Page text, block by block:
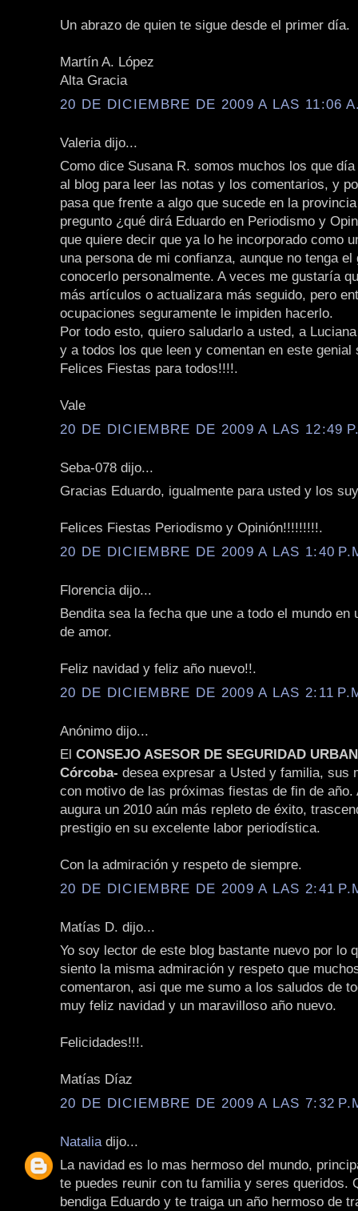
Un abrazo de quien te sigue desde el primer día.
Martín A. López
Alta Gracia
20 DE DICIEMBRE DE 2009 A LAS 11:06
Valeria dijo...
Como dice Susana R. somos muchos los que
al blog para leer las notas y los comentarios, y
pasa que frente a algo que sucede en la
pregunto ¿qué dirá Eduardo en Periodismo y
que quiere decir que ya lo he incorporado como
una persona de mi confianza, aunque no tenga el
conocerlo personalmente. A veces me gustaría
más artículos o actualizara más seguido, pero
ocupaciones seguramente le impiden hacerlo.
Por todo esto, quiero saludarlo a usted, a
y a todos los que leen y comentan en este genial
Felices Fiestas para todos!!!!.
Vale
20 DE DICIEMBRE DE 2009 A LAS 12:49
Seba-078 dijo...
Gracias Eduardo, igualmente para usted y los
Felices Fiestas Periodismo y Opinión!!!!!!!!!.
20 DE DICIEMBRE DE 2009 A LAS 1:40
Florencia dijo...
Bendita sea la fecha que une a todo el mundo en
de amor.
Feliz navidad y feliz año nuevo!!.
20 DE DICIEMBRE DE 2009 A LAS 2:11
Anónimo dijo...
El CONSEJO ASESOR DE SEGURIDAD
Córcoba- desea expresar a Usted y familia, sus
con motivo de las próximas fiestas de fin de año.
augura un 2010 aún más repleto de éxito,
prestigio en su excelente labor periodística.
Con la admiración y respeto de siempre.
20 DE DICIEMBRE DE 2009 A LAS 2:41
Matías D. dijo...
Yo soy lector de este blog bastante nuevo por lo
siento la misma admiración y respeto que
comentaron, asi que me sumo a los saludos de
muy feliz navidad y un maravilloso año nuevo.
Felicidades!!!.
Matías Díaz
20 DE DICIEMBRE DE 2009 A LAS 7:32
Natalia dijo...
La navidad es lo mas hermoso del mundo,
te puedes reunir con tu familia y seres queridos.
bendiga Eduardo y te traiga un año hermoso de